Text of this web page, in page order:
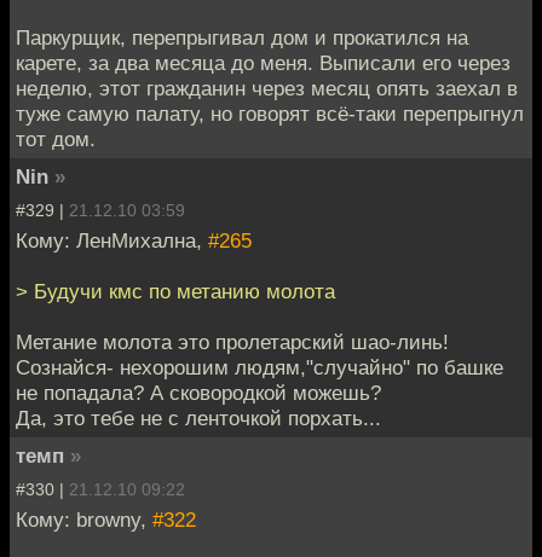
Паркурщик, перепрыгивал дом и прокатился на
карете, за два месяца до меня. Выписали его через
неделю, этот гражданин через месяц опять заехал в
туже самую палату, но говорят всё-таки перепрыгнул
тот дом.
Nin »
#329 | 21.12.10 03:59
Кому: ЛенМихална, #265
> Будучи кмс по метанию молота
Метание молота это пролетарский шао-линь!
Сознайся- нехорошим людям,"случайно" по башке
не попадала? А сковородкой можешь?
Да, это тебе не с ленточкой порхать...
темп »
#330 | 21.12.10 09:22
Кому: browny, #322